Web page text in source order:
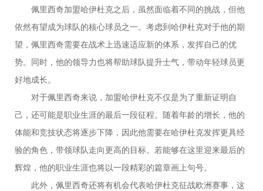
佩里西奇加盟哈伊杜克之后，虽然面临着不同的挑战，但他
依然有望成为球队的核心球员之一。考虑到哈伊杜克对于他的期
望，佩里西奇需要在战术上迅速适应新的体系，发挥自己的优
势。同时，他的领导力也将帮助球队提升士气，带动年轻球员更
好地成长。
对于佩里西奇来说，加盟哈伊杜克不仅是为了重新证明自
己，还可能是职业生涯的最后一段征程。随着年龄的增长，他的
体能和竞技状态将逐步下降，因此他需要在哈伊杜克发挥更具经
验的角色，带领球队走向更高的目标。若能够在这里迎来最后的
辉煌，他的职业生涯也将以一段精彩的篇章画上句号。
此外，佩里西奇还将有机会代表哈伊杜克征战欧洲赛事，这